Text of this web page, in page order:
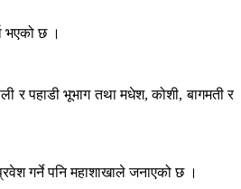
भएको छ ।
र पहाडी भूभाग तथा मधेश, कोशी, बागमती र
गर्ने पनि महाशाखाले जनाएको छ ।